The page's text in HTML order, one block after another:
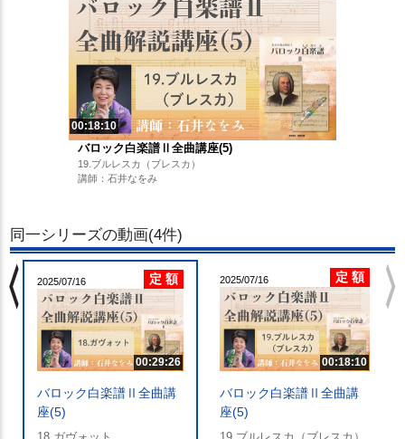
00:18:10
バロック白楽譜Ⅱ全曲講座(5)
19.ブルレスカ（ブレスカ）
講師：石井なをみ
同一シリーズの動画(4件)
2025/07/16 定 額
00:29:26
バロック白楽譜Ⅱ全曲講
座(5)
2025/07/16 定 額
00:18:10
バロック白楽譜Ⅱ全曲講
座(5)
chevron_left chevron_right